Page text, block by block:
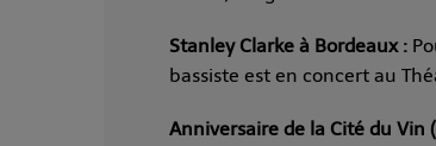
Stanley Clarke à Bordeaux :
bassiste est en concert au
Anniversaire de la Cité du Vin